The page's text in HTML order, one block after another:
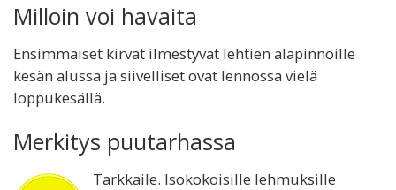
Milloin voi havaita
Ensimmäiset kirvat ilmestyvät lehtien alapinnoille
kesän alussa ja siivelliset ovat lennossa vielä
loppukesällä.
Merkitys puutarhassa
Tarkkaile. Isokokoisille lehmuksille